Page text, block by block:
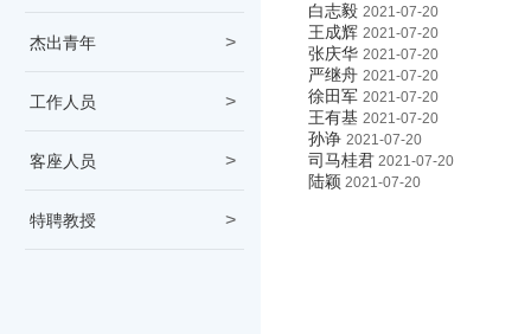
杰出青年
工作人员
客座人员
特聘教授
白志毅 2021-07-20
王成辉 2021-07-20
张庆华 2021-07-20
严继舟 2021-07-20
徐田军 2021-07-20
王有基 2021-07-20
孙诤 2021-07-20
司马桂君 2021-07-20
陆颖 2021-07-20